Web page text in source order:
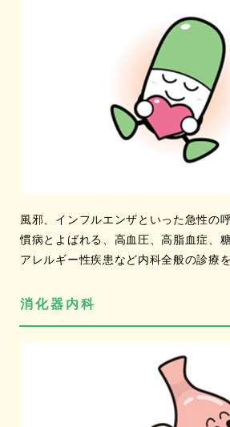
風邪、インフルエンザといった急性の
慣病とよばれる、高血圧、高脂血症、
アレルギー性疾患など内科全般の診療
消化器内科